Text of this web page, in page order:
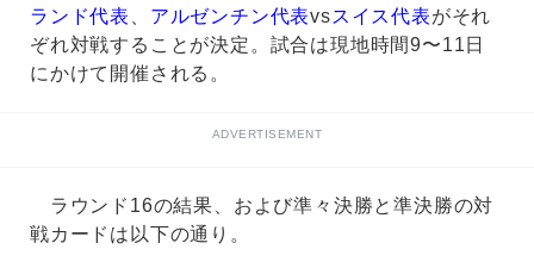
ランド代表 、 アルゼンチン代表vsスイス代表がそれ
ぞれ対戦することが決定。試合は現地時間9〜11日
にかけて開催される。
ADVERTISEMENT
ラウンド16の結果、および準々決勝と準決勝の対
戦カードは以下の通り。